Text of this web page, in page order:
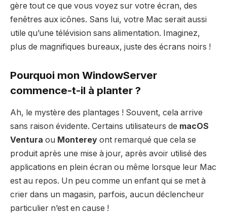
gère tout ce que vous voyez sur votre écran, des
fenêtres aux icônes. Sans lui, votre Mac serait aussi
utile qu’une télévision sans alimentation. Imaginez,
plus de magnifiques bureaux, juste des écrans noirs !
Pourquoi mon WindowServer
commence-t-il à planter ?
Ah, le mystère des plantages ! Souvent, cela arrive
sans raison évidente. Certains utilisateurs de macOS
Ventura ou Monterey ont remarqué que cela se
produit après une mise à jour, après avoir utilisé des
applications en plein écran ou même lorsque leur Mac
est au repos. Un peu comme un enfant qui se met à
crier dans un magasin, parfois, aucun déclencheur
particulier n’est en cause !